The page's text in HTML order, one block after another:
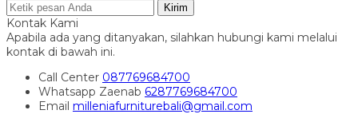
Kirim
Kontak Kami
Apabila ada yang ditanyakan, silahkan hubungi kami melalui
kontak di bawah ini.
Call Center 087769684700
Whatsapp Zaenab 6287769684700
Email milleniafurniturebali@gmail.com